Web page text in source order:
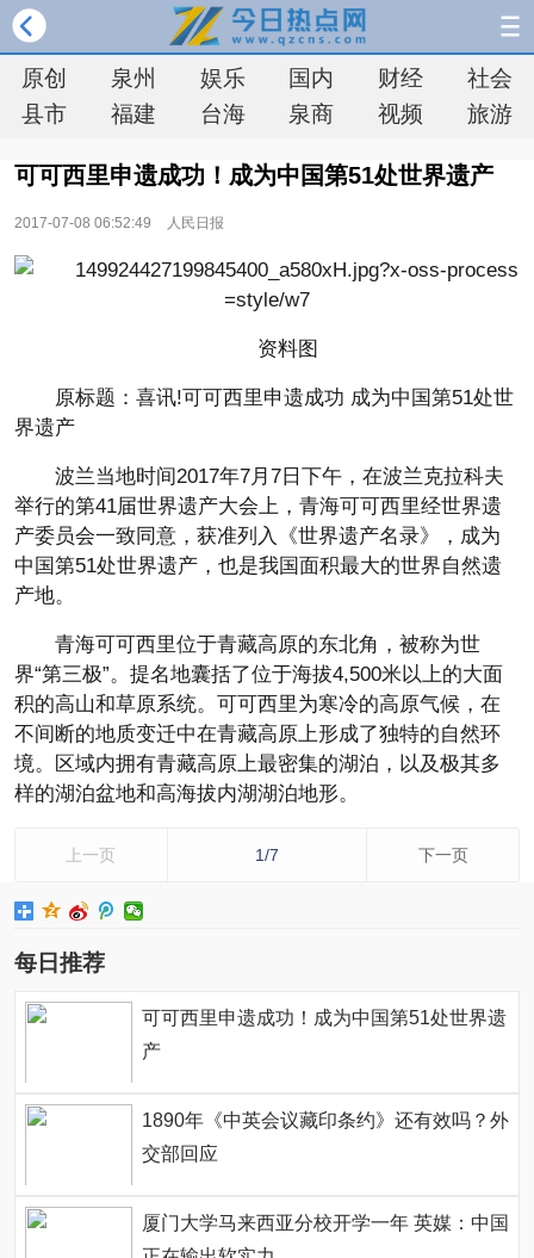
原创 泉州 娱乐 国内 财经
社会
县市
福建 台海 泉商 视频 旅游
可可西里申遗成功！成为中国第51处世界遗产
2017-07-08 06:52:49 人民日报
资料图
原标题：喜讯!可可西里申遗成功 成为中国第51处世
界遗产
波兰当地时间2017年7月7日下午，在波兰克拉科夫
举行的第41届世界遗产大会上，青海可可西里经世界遗
产委员会一致同意，获准列入《世界遗产名录》，成为
中国第51处世界遗产，也是我国面积最大的世界自然遗
产地。
青海可可西里位于青藏高原的东北角，被称为世
界“第三极”。提名地囊括了位于海拔4,500米以上的大面
积的高山和草原系统。可可西里为寒冷的高原气候，在
不间断的地质变迁中在青藏高原上形成了独特的自然环
境。区域内拥有青藏高原上最密集的湖泊，以及极其多
样的湖泊盆地和高海拔内湖湖泊地形。
上一页 1/7 下一页
每日推荐
可可西里申遗成功！成为中国第51处世界遗
产
1890年《中英会议藏印条约》还有效吗？外
交部回应
厦门大学马来西亚分校开学一年 英媒：中国